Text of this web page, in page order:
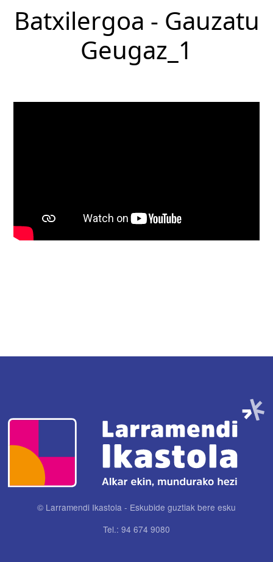
Batxilergoa - Gauzatu
Geugaz_1
© Larramendi Ikastola - Eskubide guztiak bere esku
Tel.: 94 674 9080